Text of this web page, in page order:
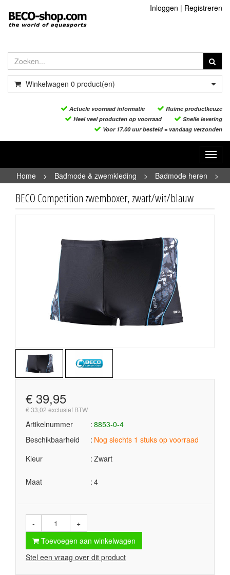
Inloggen | Registreren
Winkelwagen 0 product(en)
Actuele voorraad informatie
Ruime productkeuze
Heel veel producten op voorraad
Snelle levering
Voor 17.00 uur besteld = vandaag verzonden
Home
> Badmode & zwemkleding > Badmode heren
>
BECO Competition zwemboxer, zwart/wit/blauw
BECO Competition zwemboxer, zwart/wit/blauw
€ 39,95
€ 33,02 exclusief BTW
Artikelnummer
8853-0-4
Beschikbaarheid
Nog slechts 1 stuks op voorraad
Kleur
Zwart
Maat 4
-
+
Toevoegen aan winkelwagen
Stel een vraag over dit product